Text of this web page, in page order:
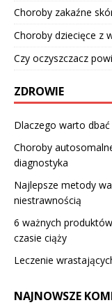
Choroby zakaźne
Choroby dziecięce z
Czy oczyszczacz
ZDROWIE
Dlaczego warto
Choroby
diagnostyka
Najlepsze metody
niestrawnością
6 ważnych
czasie ciąży
Leczenie
NAJNOWSZE